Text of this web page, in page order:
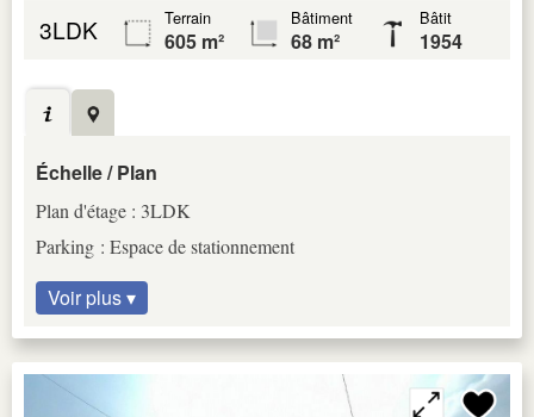
3LDK Terrain
605 m²
Bâtiment
68 m²
Bâtit
1954
Échelle / Plan
Plan d'étage : 3LDK
Parking : Espace de stationnement
Voir plus ▾